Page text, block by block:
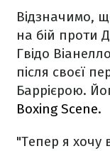
Відзначимо,
на бій проти
Гвідо
після своєї
Баррієрою.
Boxing Scene.
"Тепер я хочу